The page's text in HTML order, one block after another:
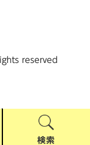
検索
reserved